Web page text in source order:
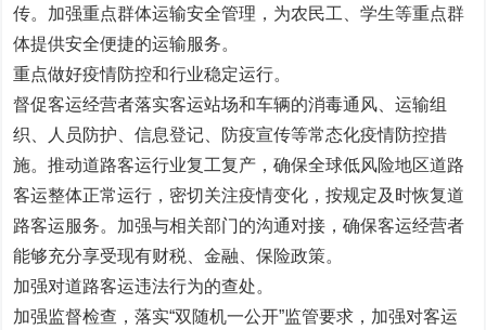
传。加强重点群体运输安全管理，为农民工、学生等重点群
体提供安全便捷的运输服务。
重点做好疫情防控和行业稳定运行。
督促客运经营者落实客运站场和车辆的消毒通风、运输组
织、人员防护、信息登记、防疫宣传等常态化疫情防控措
施。推动道路客运行业复工复产，确保全球低风险地区道路
客运整体正常运行，密切关注疫情变化，按规定及时恢复道
路客运服务。加强与相关部门的沟通对接，确保客运经营者
能够充分享受现有财税、金融、保险政策。
加强对道路客运违法行为的查处。
加强监督检查，落实“双随机一公开”监管要求，加强对客运